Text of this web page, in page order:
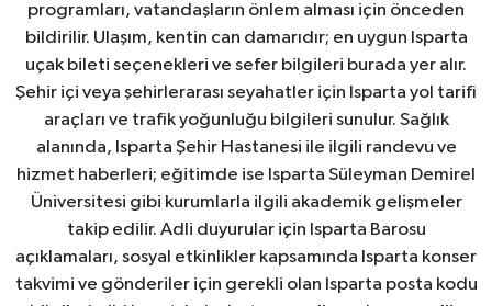
programları, vatandaşların önlem alması için önceden
bildirilir. Ulaşım, kentin can damarıdır; en uygun Isparta
uçak bileti seçenekleri ve sefer bilgileri burada yer alır.
Şehir içi veya şehirlerarası seyahatler için Isparta yol tarifi
araçları ve trafik yoğunluğu bilgileri sunulur. Sağlık
alanında, Isparta Şehir Hastanesi ile ilgili randevu ve
hizmet haberleri; eğitimde ise Isparta Süleyman Demirel
Üniversitesi gibi kurumlarla ilgili akademik gelişmeler
takip edilir. Adli duyurular için Isparta Barosu
açıklamaları, sosyal etkinlikler kapsamında Isparta konser
takvimi ve gönderiler için gerekli olan Isparta posta kodu